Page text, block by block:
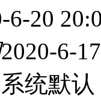
6-20
2020-6-
统默认